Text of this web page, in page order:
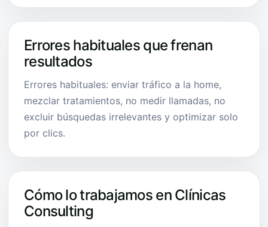
Errores habituales que frenan
resultados
Errores habituales: enviar tráfico a la home,
mezclar tratamientos, no medir llamadas, no
excluir búsquedas irrelevantes y optimizar solo
por clics.
Cómo lo trabajamos en Clínicas
Consulting